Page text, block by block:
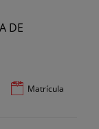
Matrícula